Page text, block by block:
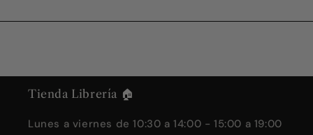
Tienda Librería 🏠
Lunes a viernes de 10:30 a 14:00 - 15:00 a 19:00